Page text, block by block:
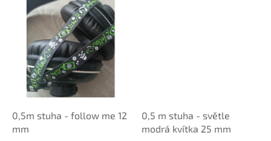
0,5m stuha - follow me 12
mm
0,5 m stuha - světle
modrá kvítka 25 mm